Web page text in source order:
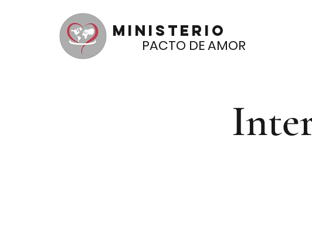
Ministerio
PACTO DE AMOR